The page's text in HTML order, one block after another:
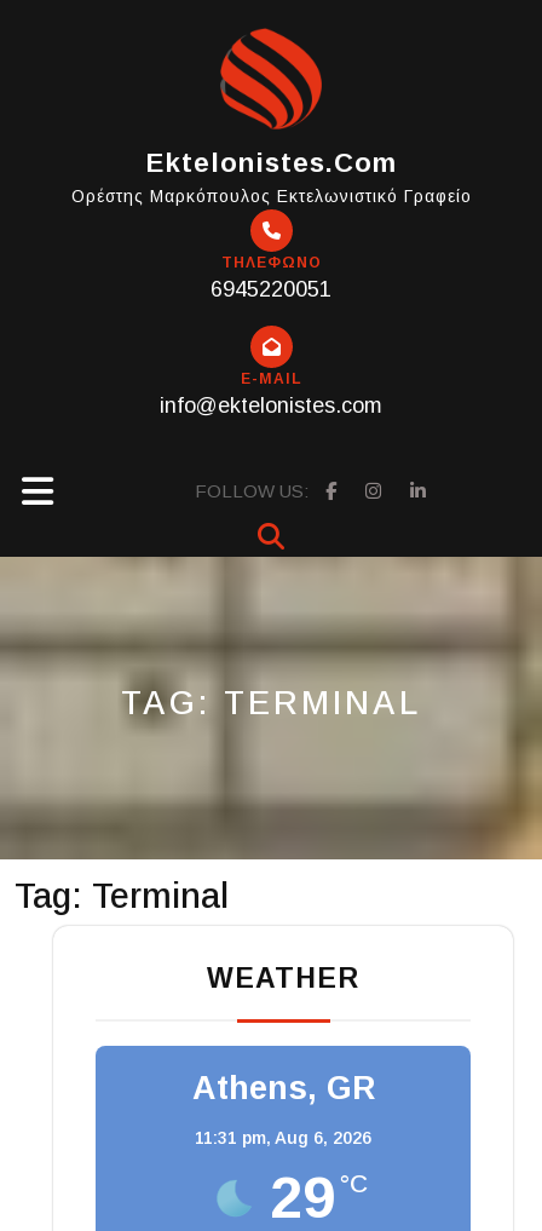
Ektelonistes.com
Ορέστης Μαρκόπουλος Εκτελωνιστικό Γραφείο
ΤΗΛΕΦΩΝΟ
6945220051
E-MAIL
info@ektelonistes.com
Open
FOLLOW US:
TAG: TERMINAL
Tag: Terminal
WEATHER
Athens, GR
11:31 pm, Aug 6, 2026
29 °C